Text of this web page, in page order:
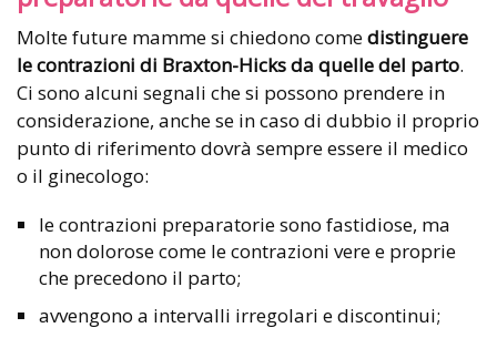
Molte future mamme si chiedono comedistinguere
le contrazioni di Braxton-Hicks da quelle del parto.
Ci sono alcuni segnali che si possono prendere in
considerazione, anche se in caso di dubbio il proprio
punto di riferimento dovrà sempre essere il medico
o il ginecologo:
le contrazioni preparatorie sono fastidiose, ma
non dolorose come le contrazioni vere e proprie
che precedono il parto;
avvengono a intervalli irregolari e discontinui;